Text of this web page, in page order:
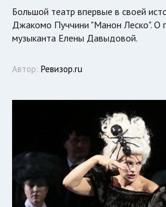
Большой театр впервые в своей
Джакомо Пуччини "Манон Леско". О
музыканта Елены Давыдовой.
Автор: Ревизор.ru